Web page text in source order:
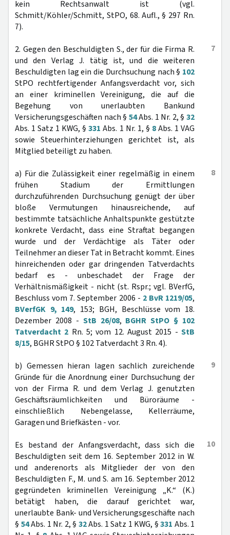
kein Rechtsanwalt ist (vgl.
Schmitt/Köhler/Schmitt, StPO, 68. Aufl., § 297 Rn.
7).
7
2. Gegen den Beschuldigten S., der für die Firma R.
und den Verlag J. tätig ist, und die weiteren
Beschuldigten lag ein die Durchsuchung nach § 102
StPO rechtfertigender Anfangsverdacht vor, sich
an einer kriminellen Vereinigung, die auf die
Begehung von unerlaubten Bankund
Versicherungsgeschäften nach § 54Abs. 1 Nr. 2, §32
Abs. 1 Satz 1 KWG, §331 Abs. 1 Nr. 1, § 8Abs. 1 VAG
sowie Steuerhinterziehungen gerichtet ist, als
Mitglied beteiligt zu haben.
8
a) Für die Zulässigkeit einer regelmäßig in einem
frühen Stadium der Ermittlungen
durchzuführenden Durchsuchung genügt der über
bloße Vermutungen hinausreichende, auf
bestimmte tatsächliche Anhaltspunkte gestützte
konkrete Verdacht, dass eine Straftat begangen
wurde und der Verdächtige als Täter oder
Teilnehmer an dieser Tat in Betracht kommt. Eines
hinreichenden oder gar dringenden Tatverdachts
bedarf es - unbeschadet der Frage der
Verhältnismäßigkeit - nicht (st. Rspr.; vgl. BVerfG,
Beschluss vom 7. September 2006 - 2 BvR 1219/05,
BVerfGK 9, 149, 153; BGH, Beschlüsse vom 18.
Dezember 2008 - StB 26/08, BGHR StPO § 102
Tatverdacht 2 Rn. 5; vom 12. August 2015 -StB
8/15, BGHR StPO § 102 Tatverdacht 3 Rn. 4).
9
b) Gemessen hieran lagen sachlich zureichende
Gründe für die Anordnung einer Durchsuchung der
von der Firma R. und dem Verlag J. genutzten
Geschäftsräumlichkeiten und Büroräume -
einschließlich Nebengelasse, Kellerräume,
Garagen und Briefkästen - vor.
10
Es bestand der Anfangsverdacht, dass sich die
Beschuldigten seit dem 16. September 2012 in W.
und anderenorts als Mitglieder der von den
Beschuldigten F., M. und S. am 16. September 2012
gegründeten kriminellen Vereinigung „K.“ (K.)
betätigt haben, die darauf gerichtet war,
unerlaubte Bank- und Versicherungsgeschäfte nach
§ 54Abs. 1 Nr. 2, § 32Abs. 1 Satz 1 KWG, §331 Abs. 1